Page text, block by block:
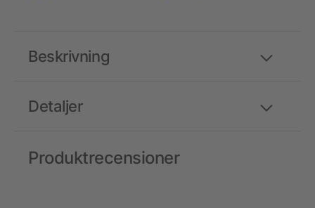
Detaljer
Beskrivning
Produktrecensioner